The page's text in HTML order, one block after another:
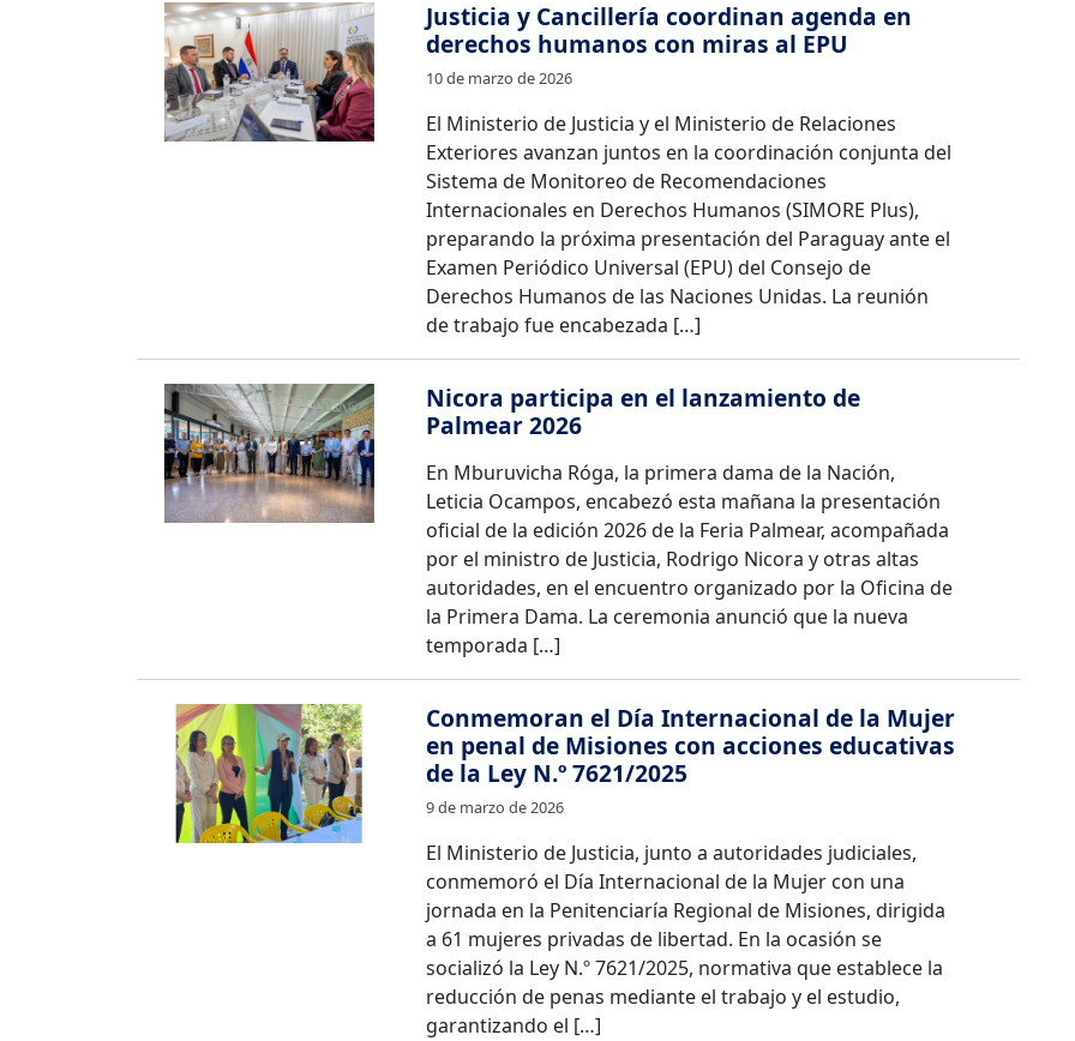
Justicia y Cancillería coordinan agenda en
derechos humanos con miras al EPU
10 de marzo de 2026
El Ministerio de Justicia y el Ministerio de Relaciones
Exteriores avanzan juntos en la coordinación conjunta del
Sistema de Monitoreo de Recomendaciones
Internacionales en Derechos Humanos (SIMORE Plus),
preparando la próxima presentación del Paraguay ante el
Examen Periódico Universal (EPU) del Consejo de
Derechos Humanos de las Naciones Unidas. La reunión
de trabajo fue encabezada […]
Nicora participa en el lanzamiento de
Palmear 2026
En Mburuvicha Róga, la primera dama de la Nación,
Leticia Ocampos, encabezó esta mañana la presentación
oficial de la edición 2026 de la Feria Palmear, acompañada
por el ministro de Justicia, Rodrigo Nicora y otras altas
autoridades, en el encuentro organizado por la Oficina de
la Primera Dama. La ceremonia anunció que la nueva
temporada […]
Conmemoran el Día Internacional de la Mujer
en penal de Misiones con acciones educativas
de la Ley N.º 7621/2025
9 de marzo de 2026
El Ministerio de Justicia, junto a autoridades judiciales,
conmemoró el Día Internacional de la Mujer con una
jornada en la Penitenciaría Regional de Misiones, dirigida
a 61 mujeres privadas de libertad. En la ocasión se
socializó la Ley N.º 7621/2025, normativa que establece la
reducción de penas mediante el trabajo y el estudio,
garantizando el […]